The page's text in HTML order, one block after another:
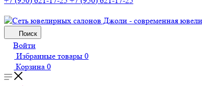
Поиск
Войти
Избранные товары 0
Корзина 0